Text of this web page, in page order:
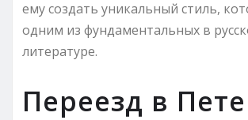
ему создать уникальный стиль,
одним из фундаментальных в
литературе.
Переезд в